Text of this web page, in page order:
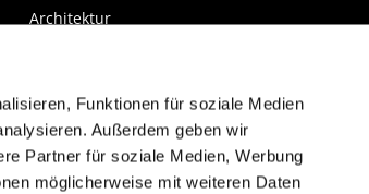
Funktionen für soziale Medien
Außerdem geben wir
Partner für soziale Medien, Werbung
möglicherweise mit weiteren Daten
Architektur
KI & Big Data
Compliance & Security
Well-Architected Framework